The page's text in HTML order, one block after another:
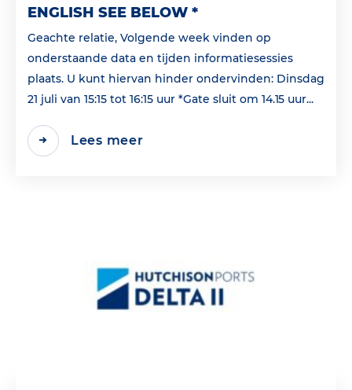
ENGLISH SEE BELOW *
Geachte relatie, Volgende week vinden op
onderstaande data en tijden informatiesessies
plaats. U kunt hiervan hinder ondervinden: Dinsdag
21 juli van 15:15 tot 16:15 uur *Gate sluit om 14.15 uur...
Lees meer